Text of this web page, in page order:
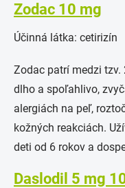
Zodac 10 mg
Účinná látka: cetirizín
Zodac patrí medzi
dlho a spoľahlivo,
alergiách na peľ,
kožných reakciách.
deti od 6 rokov a
Daslodil 5 mg